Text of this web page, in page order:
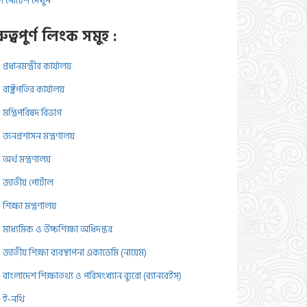
লিংক সমুহ :
প্রধানমন্ত্রীর কার্যালয়
রাষ্ট্রপতির কার্যালয়
মন্ত্রিপরিষদ বিভাগ
জনপ্রশাসন মন্ত্রণালয়
অর্থ মন্ত্রণালয়
জাতীয় পোর্টাল
শিক্ষা মন্ত্রণালয়
মাধ্যমিক ও উচ্চশিক্ষা অধিদপ্তর
জাতীয় শিক্ষা ব্যবস্থাপনা একাডেমি (নায়েম)
বাংলাদেশ শিক্ষাতথ্য ও পরিসংখ্যান ব্যুরো (ব্যানবেইস)
ই-নথি